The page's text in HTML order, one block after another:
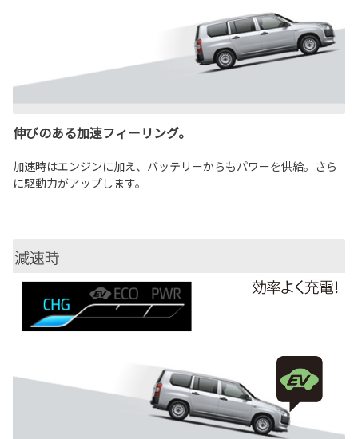
伸びのある加速フィーリング。
加速時はエンジンに加え、バッテリーからもパワーを供給。さら
に駆動力がアップします。